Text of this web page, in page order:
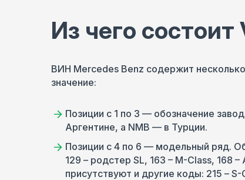
Из чего состоит
ВИН Mercedes Benz содержит
значение:
Позиции с 1 по 3 — обозначение
Аргентине, а NMB — в Турции.
Позиции с 4 по 6 — модельный ряд.
129 – родстер SL, 163 – M-Сlass, 168
присутствуют и другие коды: 215 –